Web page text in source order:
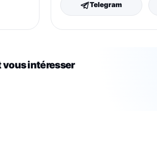
Telegram
vous intéresser